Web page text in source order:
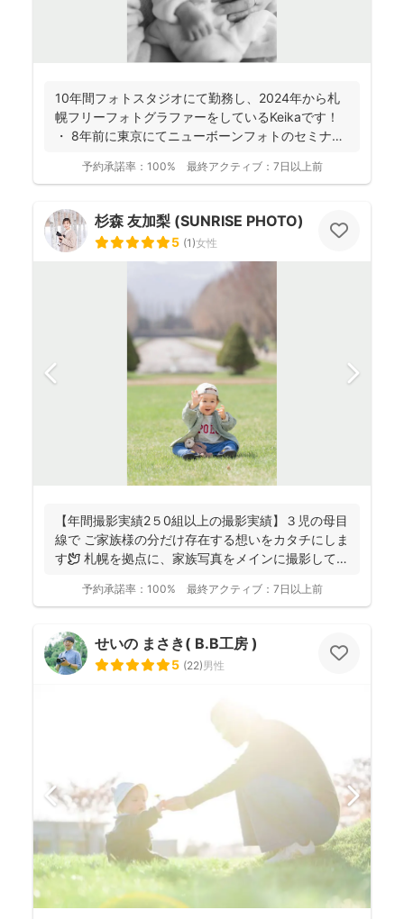
10年間フォトスタジオにて勤務し、2024年から札
幌フリーフォトグラファーをしているKeikaです！
・ 8年前に東京にてニューボーンフォトのセミナ
予約承諾率： 100% 最終アクティブ： 7日以上前
杉森 友加梨 (SUNRISE PHOTO)
5 (1)女性
【年間撮影実績2５0組以上の撮影実績】３児の母目
線で ご家族様の分だけ存在する想いをカタチにしま
す🕊️ 札幌を拠点に、家族写真をメインに撮影してお
予約承諾率： 100% 最終アクティブ： 7日以上前
せいの まさき( B.B工房 )
5 (22)男性